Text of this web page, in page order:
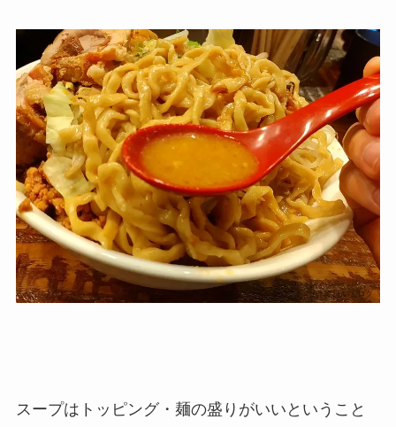
スープはトッピング・麺の盛りがいいということ